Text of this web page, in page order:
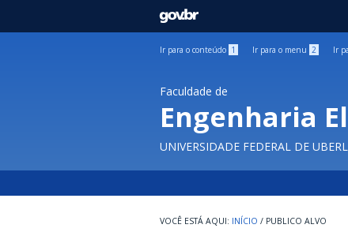
GOVBR
Ir para o conteúdo 1 Ir para o menu 2 Ir
Faculdade de
Engenharia
UNIVERSIDADE FEDERAL DE
INÍCIO / PUBLICO ALVO